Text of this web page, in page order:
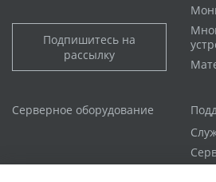
Подпишитесь на
рассылку
Серверное оборудование